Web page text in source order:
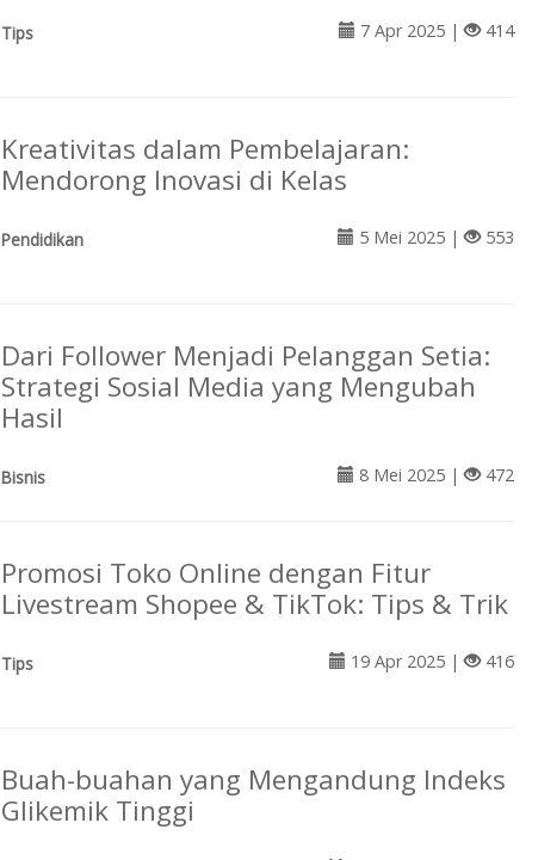
Tips 7 Apr 2025 | 414
Kreativitas dalam Pembelajaran:
Mendorong Inovasi di Kelas
Pendidikan 5 Mei 2025 | 553
Dari Follower Menjadi Pelanggan Setia:
Strategi Sosial Media yang Mengubah
Hasil
Bisnis 8 Mei 2025 | 472
Promosi Toko Online dengan Fitur
Livestream Shopee & TikTok: Tips & Trik
Tips 19 Apr 2025 | 416
Buah-buahan yang Mengandung Indeks
Glikemik Tinggi